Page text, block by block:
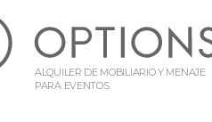
ALQUILER DE MOBILIARIO Y MENAJE
PARA EVENTOS